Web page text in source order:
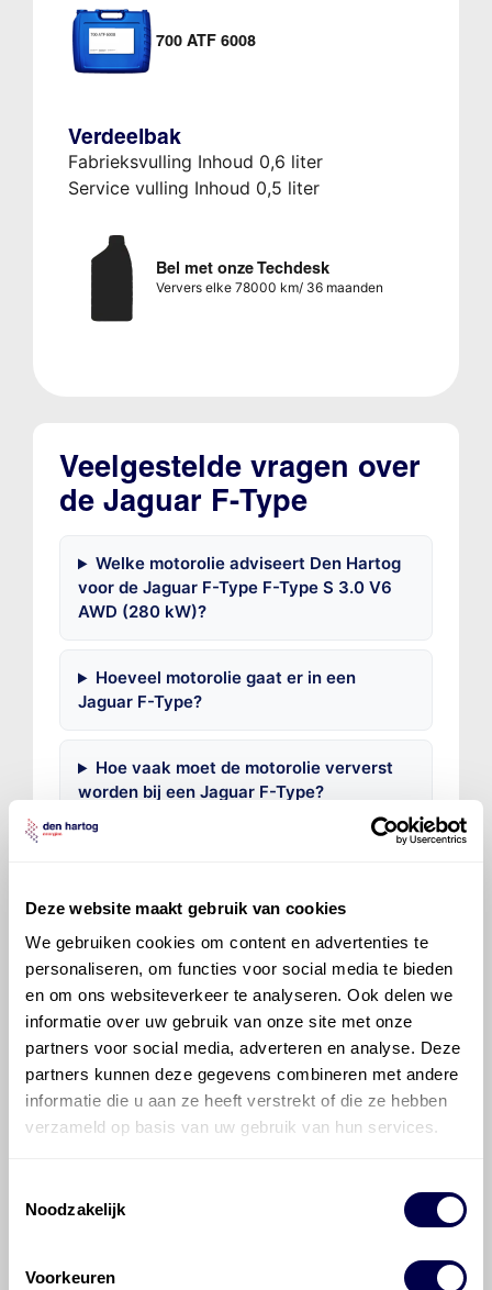
Deze website maakt gebruik van cookies
We gebruiken cookies om content en advertenties te
personaliseren, om functies voor social media te bieden
en om ons websiteverkeer te analyseren. Ook delen we
informatie over uw gebruik van onze site met onze
partners voor social media, adverteren en analyse. Deze
partners kunnen deze gegevens combineren met andere
informatie die u aan ze heeft verstrekt of die ze hebben
verzameld op basis van uw gebruik van hun services.
Noodzakelijk
Voorkeuren
700 ATF 6008
Verdeelbak
Fabrieksvulling Inhoud 0,6 liter
Service vulling Inhoud 0,5 liter
Bel met onze Techdesk
Ververs elke 78000 km/ 36 maanden
Veelgestelde vragen over
de Jaguar F-Type
Welke motorolie adviseert Den Hartog
voor de Jaguar F-Type F-Type S 3.0 V6
AWD (280 kW)?
Hoeveel motorolie gaat er in een
Jaguar F-Type?
Hoe vaak moet de motorolie ververst
worden bij een Jaguar F-Type?
Alle rechten voorbehouden. Deze
informatie mag noch geheel noch gedeeltelijk worden
gereproduceerd, opgeslagen in een database of op
andere manieren worden overgedragen zonder
om ervoor te zorgen dat deze gegevens zo accuraat
wettelijke verplichting bestaat, voor schade of verlies